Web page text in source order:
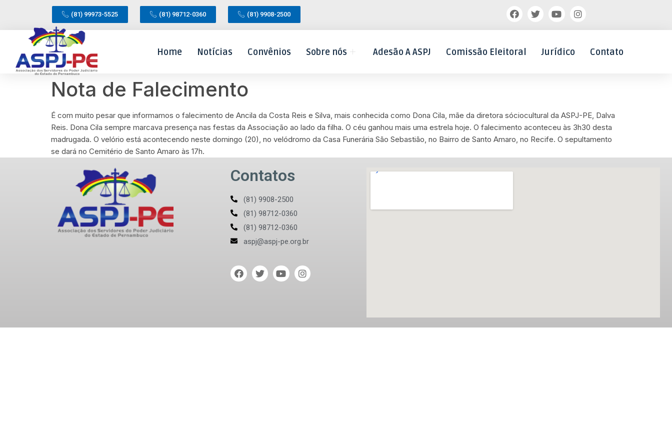
(81) 99973-5525 (81) 98712-0360 (81) 9908-2500
Home Notícias Convênios Sobre nós Adesão A ASPJ Comissão Eleitoral Jurídico Contato
Nota de Falecimento
É com muito pesar que informamos o falecimento de Ancila da Costa Reis e Silva, mais conhecida como Dona Cila, mãe da diretora sóciocultural da ASPJ-PE, Dalva
Reis. Dona Cila sempre marcava presença nas festas da Associação ao lado da filha. O céu ganhou mais uma estrela hoje. O falecimento aconteceu às 3h30 desta
madrugada. O velório está acontecendo neste domingo (20), no velódromo da Casa Funerária São Sebastião, no Bairro de Santo Amaro, no Recife. O sepultamento
se dará no Cemitério de Santo Amaro às 17h.
Contatos
(81) 9908-2500
(81) 98712-0360
(81) 98712-0360
aspj@aspj-pe.org.br